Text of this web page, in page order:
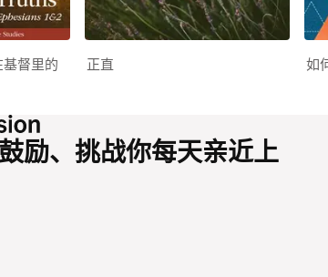
督里的
正直 如
励、挑战你每天亲近上